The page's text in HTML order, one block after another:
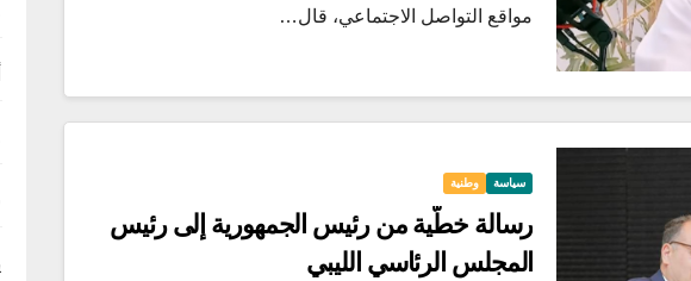
مواقع التواصل الاجتماعي، قال…
سياسة وطنية
رسالة خطّية من رئيس الجمهورية إلى رئيس
المجلس الرئاسي الليبي